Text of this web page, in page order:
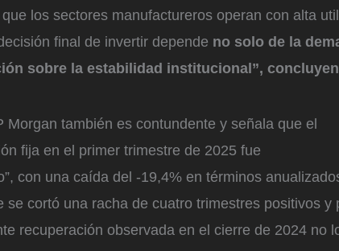
los sectores manufactureros operan con alta
final de invertir depende no solo de la
sobre la estabilidad institucional”,
también es contundente y señala que el
fija en el primer trimestre de 2025 fue
con una caída del -19,4% en términos
se cortó una racha de cuatro trimestres positivos y
recuperación observada en el cierre de 2024 no